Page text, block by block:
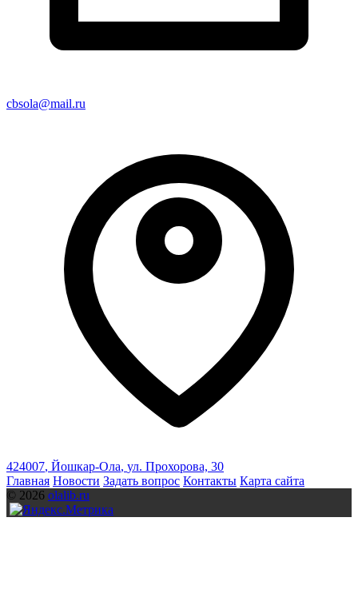
cbsola@mail.ru
424007, Йошкар-Ола, ул. Прохорова, 30
Главная Новости Задать вопрос Контакты Карта сайта
© 2026 olalib.ru